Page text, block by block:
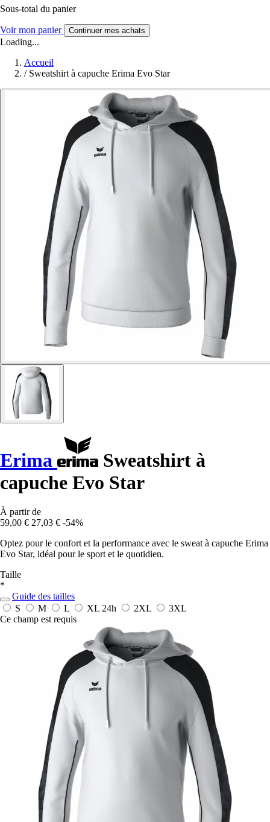
Sous-total du panier
Voir mon panier Continuer mes achats
Loading...
Accueil
/ Sweatshirt à capuche Erima Evo Star
Erima
Sweatshirt à
capuche Evo Star
À partir de
59,00 € 27,03 € -54%
Optez pour le confort et la performance avec le sweat à capuche Erima
Evo Star, idéal pour le sport et le quotidien.
Taille
*
Guide des tailles
S
M L XL 24h 2XL
3XL
Ce champ est requis